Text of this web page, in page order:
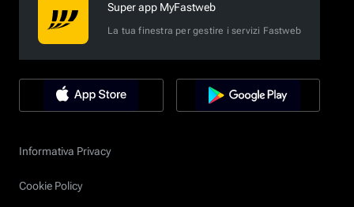
Super app MyFastweb
La tua finestra per gestire i servizi Fastweb
Informativa Privacy
Cookie Policy